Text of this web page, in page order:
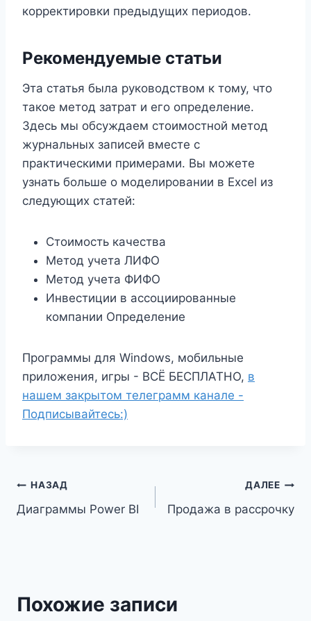
корректировки предыдущих периодов.
Рекомендуемые статьи
Эта статья была руководством к тому, что
такое метод затрат и его определение.
Здесь мы обсуждаем стоимостной метод
журнальных записей вместе с
практическими примерами. Вы можете
узнать больше о моделировании в Excel из
следующих статей:
Стоимость качества
Метод учета ЛИФО
Метод учета ФИФО
Инвестиции в ассоциированные
компании Определение
Программы для Windows, мобильные
приложения, игры - ВСЁ БЕСПЛАТНО, в
нашем закрытом телеграмм канале -
Подписывайтесь:)
Навигация
по
НАЗАД
Диаграммы Power BI
ДАЛЕЕ
Продажа в рассрочку
Похожие записи